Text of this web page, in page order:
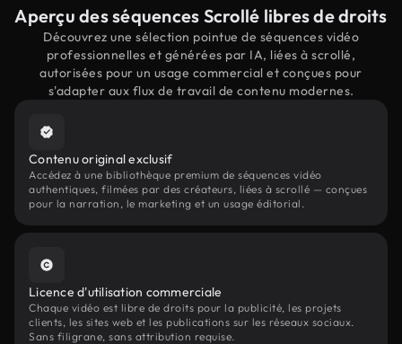
Aperçu des séquences Scrollé libres de droits
Découvrez une sélection pointue de séquences vidéo
professionnelles et générées par IA, liées à scrollé,
autorisées pour un usage commercial et conçues pour
s'adapter aux flux de travail de contenu modernes.
Contenu original exclusif
Accédez à une bibliothèque premium de séquences vidéo
authentiques, filmées par des créateurs, liées à scrollé — conçues
pour la narration, le marketing et un usage éditorial.
Licence d'utilisation commerciale
Chaque vidéo est libre de droits pour la publicité, les projets
clients, les sites web et les publications sur les réseaux sociaux.
Sans filigrane, sans attribution requise.